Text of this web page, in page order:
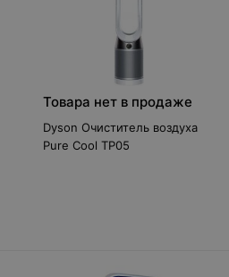
Товара нет в продаже
Dyson Очиститель воздуха
Pure Cool TP05